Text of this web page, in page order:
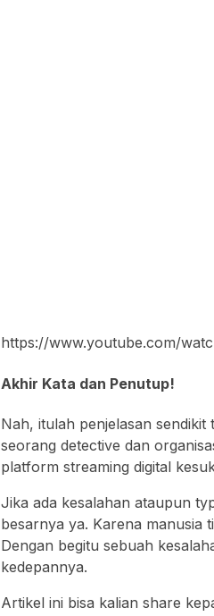
https://www.youtube.com/
Akhir Kata dan Penutup!
Nah, itulah penjelasan
seorang detective dan
platform streaming digital
Jika ada kesalahan ataupun
besarnya ya. Karena manusia
Dengan begitu sebuah
kedepannya.
Artikel ini bisa kalian share